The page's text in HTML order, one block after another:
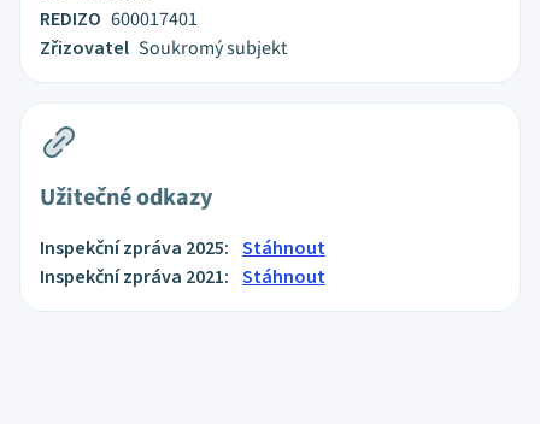
REDIZO 600017401
Zřizovatel Soukromý subjekt
Užitečné odkazy
Inspekční zpráva 2025: Stáhnout
Inspekční zpráva 2021: Stáhnout